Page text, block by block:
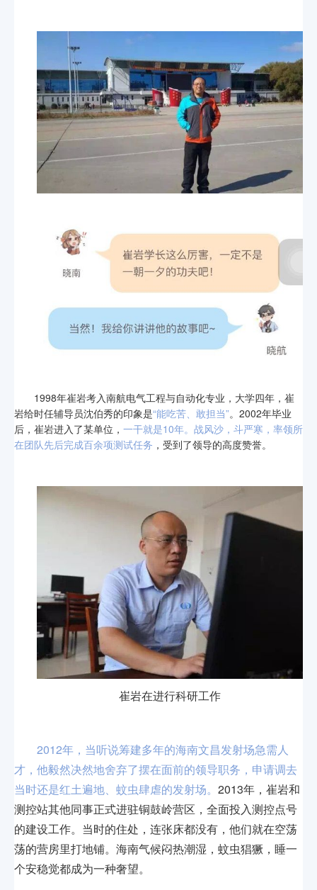
1998年崔岩考入南航电气工程与自动化专业，大学四年，崔
岩给时任辅导员沈伯秀的印象是“能吃苦、敢担当”。2002年毕业
后，崔岩进入了某单位， 一干就是10年。战风沙，斗严寒，率领所
在团队先后完成百余项测试任务 ，受到了领导的高度赞誉。
崔岩在进行科研工作
2012年，当听说筹建多年的海南文昌发射场急需人
才，他毅然决然地舍弃了摆在面前的领导职务，申请调去
当时还是红土遍地、蚊虫肆虐的发射场。 2013年，崔岩和
测控站其他同事正式进驻铜鼓岭营区，全面投入测控点号
的建设工作。当时的住处，连张床都没有，他们就在空荡
荡的营房里打地铺。海南气候闷热潮湿，蚊虫猖獗，睡一
个安稳觉都成为一种奢望。